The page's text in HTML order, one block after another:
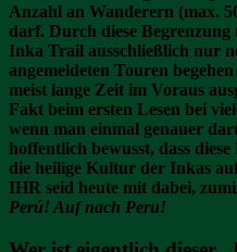
Anzahl an Wanderern (max.
darf. Durch diese
Inka Trail ausschließlich nur
angemeldeten Touren
meist lange Zeit im Voraus
Fakt beim ersten Lesen bei
wenn man einmal genauer
hoffentlich bewusst, dass
die heilige Kultur der Inkas
IHR seid heute mit dabei,
Perú! Auf nach Peru!